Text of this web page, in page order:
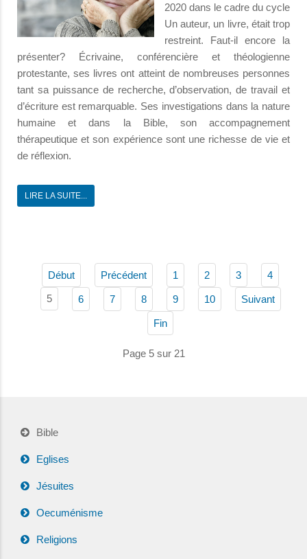
2020 dans le cadre du cycle
Un auteur, un livre, était trop
restreint. Faut-il encore la
présenter? Écrivaine, conférencière et théologienne
protestante, ses livres ont atteint de nombreuses personnes
tant sa puissance de recherche, d’observation, de travail et
d’écriture est remarquable. Ses investigations dans la nature
humaine et dans la Bible, son accompagnement
thérapeutique et son expérience sont une richesse de vie et
de réflexion.
LIRE LA SUITE...
Début Précédent 1 2 3 4
5 6 7 8 9 10 Suivant
Fin
Page 5 sur 21
Bible
Eglises
Jésuites
Oecuménisme
Religions